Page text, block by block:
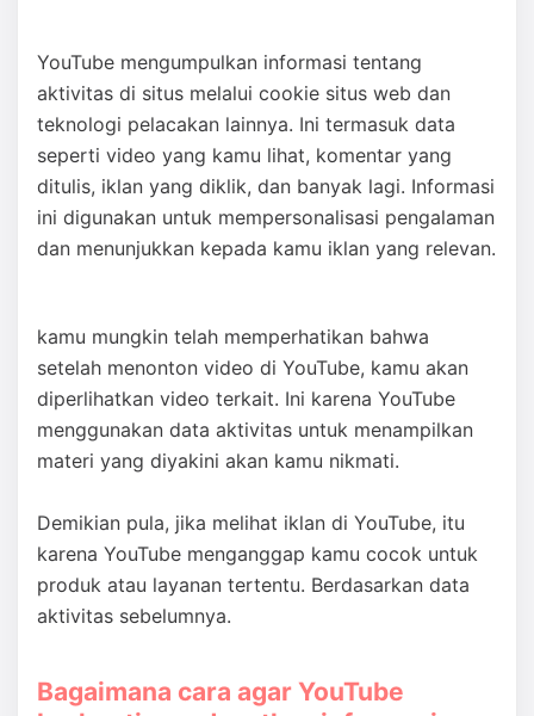
YouTube mengumpulkan informasi tentang
aktivitas di situs melalui cookie situs web dan
teknologi pelacakan lainnya. Ini termasuk data
seperti video yang kamu lihat, komentar yang
ditulis, iklan yang diklik, dan banyak lagi. Informasi
ini digunakan untuk mempersonalisasi pengalaman
dan menunjukkan kepada kamu iklan yang relevan.
kamu mungkin telah memperhatikan bahwa
setelah menonton video di YouTube, kamu akan
diperlihatkan video terkait. Ini karena YouTube
menggunakan data aktivitas untuk menampilkan
materi yang diyakini akan kamu nikmati.
Demikian pula, jika melihat iklan di YouTube, itu
karena YouTube menganggap kamu cocok untuk
produk atau layanan tertentu. Berdasarkan data
aktivitas sebelumnya.
Bagaimana cara agar YouTube